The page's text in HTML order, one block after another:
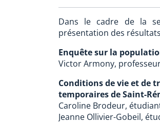
Dans le cadre de la
présentation des
Enquête sur la
Victor Armony,
Conditions de vie et de
temporaires de Saint-
Caroline Brodeur,
Jeanne Ollivier-Gobeil,